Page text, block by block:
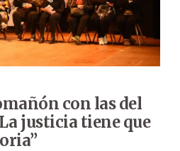
con las del
justicia tiene que